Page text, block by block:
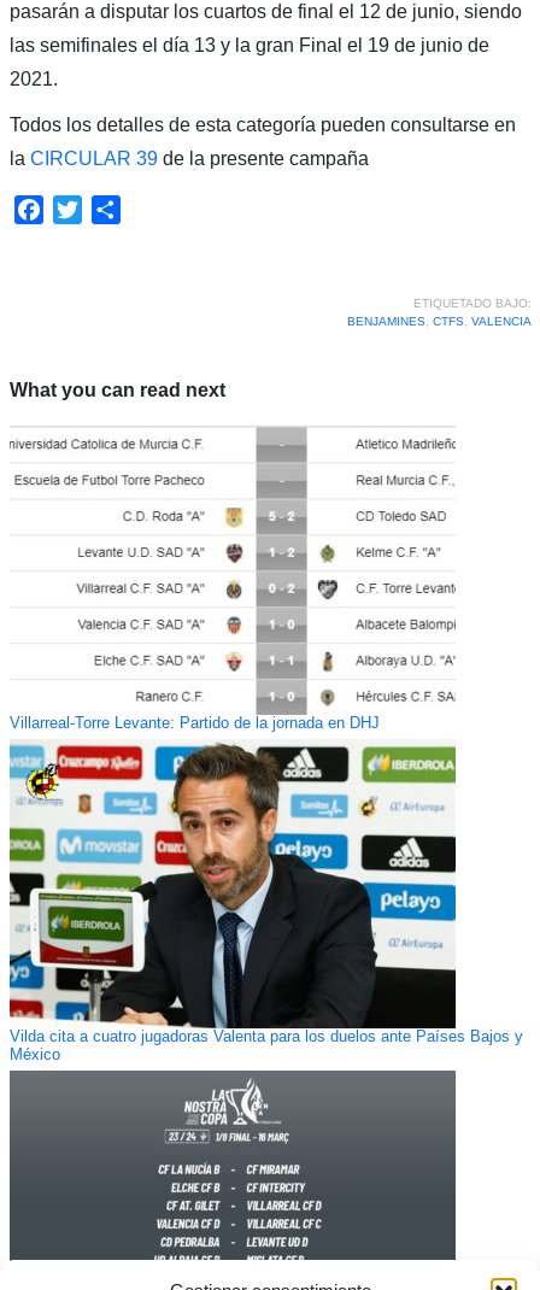
pasarán a disputar los cuartos de final el 12 de junio, siendo
las semifinales el día 13 y la gran Final el 19 de junio de
2021.
Todos los detalles de esta categoría pueden consultarse en
la CIRCULAR 39de la presente campaña
Facebook
Twitter
ETIQUETADO BAJO:
BENJAMINES, CTFS, VALENCIA
What you can read next
Villarreal-Torre Levante: Partido de la jornada en DHJ
Vilda cita a cuatro jugadoras Valenta para los duelos ante Países Bajos y
México